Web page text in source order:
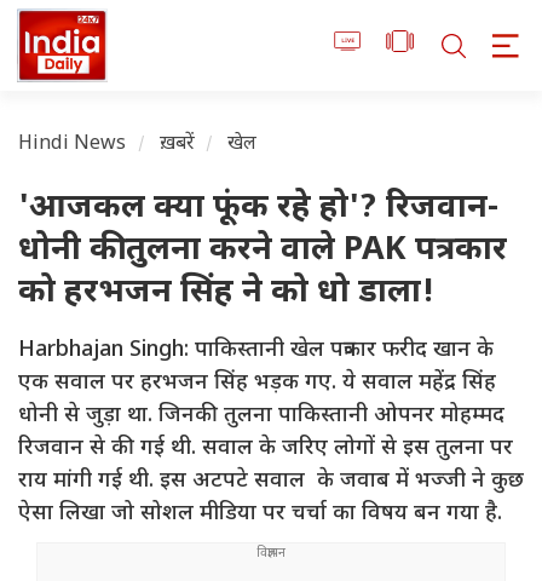
Hindi News ख़बरें खेल
'आजकल क्या फूंक रहे हो'? रिजवान-
धोनी की तुलना करने वाले PAK पत्रकार
को हरभजन सिंह ने को धो डाला!
Harbhajan Singh: पाकिस्तानी खेल पत्रकार फरीद खान के
एक सवाल पर हरभजन सिंह भड़क गए. ये सवाल महेंद्र सिंह
धोनी से जुड़ा था. जिनकी तुलना पाकिस्तानी ओपनर मोहम्मद
रिजवान से की गई थी. सवाल के जरिए लोगों से इस तुलना पर
राय मांगी गई थी. इस अटपटे सवाल के जवाब में भज्जी ने कुछ
ऐसा लिखा जो सोशल मीडिया पर चर्चा का विषय बन गया है.